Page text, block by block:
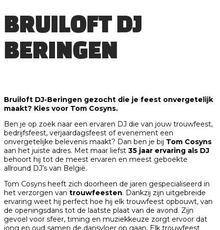
BRUILOFT DJ
BERINGEN
Bruiloft DJ-Beringen gezocht die je feest onvergetelijk
maakt? Kies voor Tom Cosyns.
Ben je op zoek naar een ervaren DJ die van jouw trouwfeest,
bedrijfsfeest, verjaardagsfeest of evenement een
onvergetelijke belevenis maakt? Dan ben je bij Tom Cosyns
aan het juiste adres. Met maar liefst 35 jaar ervaring als DJ
behoort hij tot de meest ervaren en meest geboekte
allround DJ’s van België.
Tom Cosyns heeft zich doorheen de jaren gespecialiseerd in
het verzorgen van trouwfeesten. Dankzij zijn uitgebreide
ervaring weet hij perfect hoe hij elk trouwfeest opbouwt, van
de openingsdans tot de laatste plaat van de avond. Zijn
gevoel voor sfeer, timing en muziekkeuze zorgt ervoor dat
jong en oud samen de dansvloer op gaan. Elk trouwfeest